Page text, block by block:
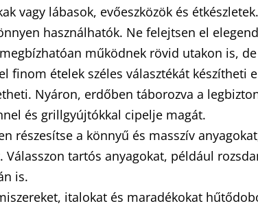
vagy lábasok, evőeszközök és étkészletek.
használhatók. Ne felejtsen el
működnek rövid utakon is,
finom ételek széles választékát
Nyáron, erdőben táborozva a
és grillgyújtókkal cipelje magát.
részesítse a könnyű és masszív
tartós anyagokat, például
is.
italokat és maradékokat